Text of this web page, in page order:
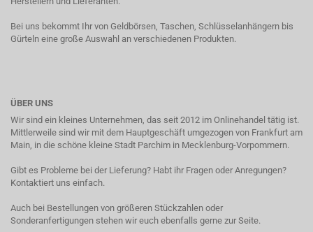
Bei uns bekommt Ihr von Geldbörsen, Taschen, Schlüsselanhängern bis
Gürteln eine große Auswahl an verschiedenen Produkten.
ÜBER UNS
Wir sind ein kleines Unternehmen, das seit 2012 im Onlinehandel tätig ist.
Mittlerweile sind wir mit dem Hauptgeschäft umgezogen von Frankfurt am
Main, in die schöne kleine Stadt Parchim in Mecklenburg-Vorpommern.
Gibt es Probleme bei der Lieferung? Habt ihr Fragen oder Anregungen?
Kontaktiert uns einfach.
Auch bei Bestellungen von größeren Stückzahlen oder
Sonderanfertigungen stehen wir euch ebenfalls gerne zur Seite.